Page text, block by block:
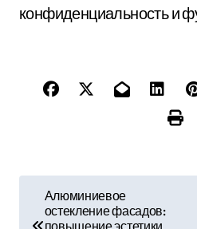
конфиденциальность и
Алюминиевое
остекление фасадов:
повышение эстетики